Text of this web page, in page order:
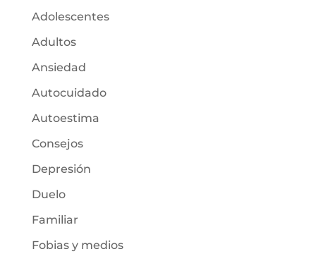
Adolescentes
Adultos
Ansiedad
Autocuidado
Autoestima
Consejos
Depresión
Duelo
Familiar
Fobias y medios